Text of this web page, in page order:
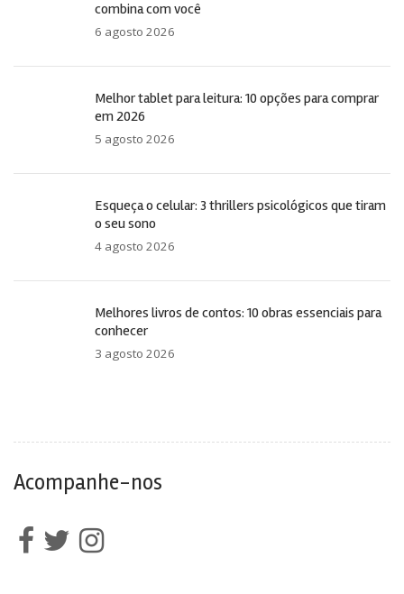
combina com você
6 agosto 2026
Melhor tablet para leitura: 10 opções para comprar
em 2026
5 agosto 2026
Esqueça o celular: 3 thrillers psicológicos que tiram
o seu sono
4 agosto 2026
Melhores livros de contos: 10 obras essenciais para
conhecer
3 agosto 2026
Acompanhe-nos